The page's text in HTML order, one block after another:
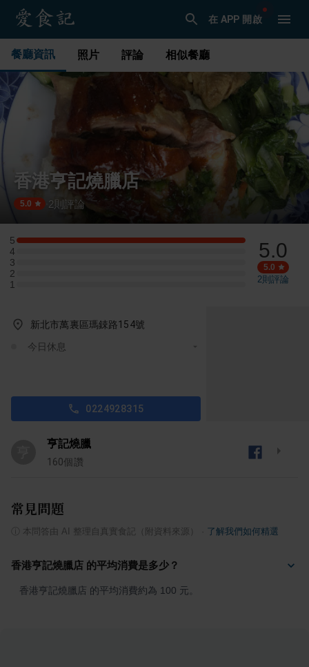
在 APP 開啟
餐廳資訊 照片 評論 相似餐廳
香港亨記燒臘店
5.0 2 則評論
5
5 星：1 則評論
4
4 星：0 則評論
3
3 星：0 則評論
2
2 星：0 則評論
1
1 星：0 則評論
5.0
5.0
2則評論
新北市萬裏區瑪鋉路154號
今日休息
0224928315
亨記燒臘
160個讚
常見問題
本問答由 AI 整理自真實食記（附資料來源） 了解我們如何精選
香港亨記燒臘店 的平均消費是多少？
香港亨記燒臘店 的平均消費約為 100 元。